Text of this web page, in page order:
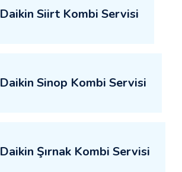
Daikin Siirt Kombi Servisi
Daikin Sinop Kombi Servisi
Daikin Şırnak Kombi Servisi